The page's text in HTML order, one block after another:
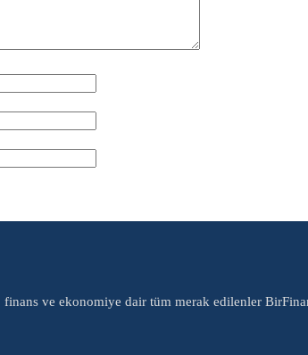
finans ve ekonomiye dair tüm merak edilenler